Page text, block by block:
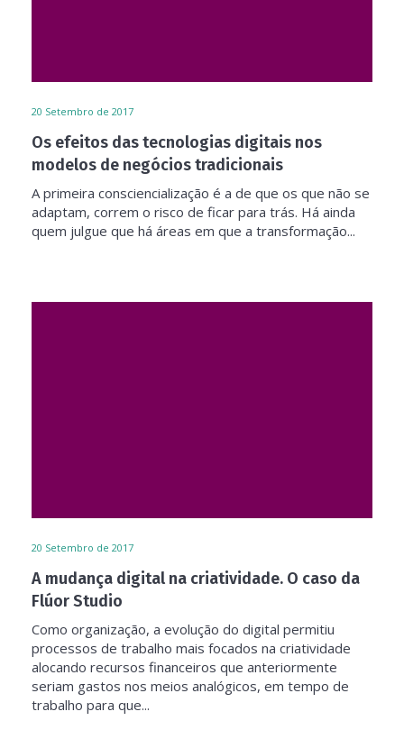
20 Setembro de 2017
Os efeitos das tecnologias digitais nos
modelos de negócios tradicionais
A primeira consciencialização é a de que os que não se
adaptam, correm o risco de ficar para trás. Há ainda
quem julgue que há áreas em que a transformação...
20 Setembro de 2017
A mudança digital na criatividade. O caso da
Flúor Studio
Como organização, a evolução do digital permitiu
processos de trabalho mais focados na criatividade
alocando recursos financeiros que anteriormente
seriam gastos nos meios analógicos, em tempo de
trabalho para que...